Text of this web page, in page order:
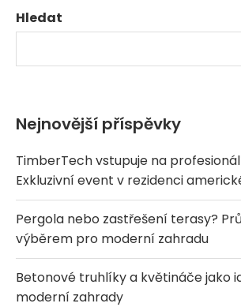
Hledat
Nejnovější příspěvky
TimberTech vstupuje na
Exkluzivní event v rezidenci
Pergola nebo zastřešení terasy?
výběrem pro moderní zahradu
Betonové truhlíky a květináče jako
moderní zahrady